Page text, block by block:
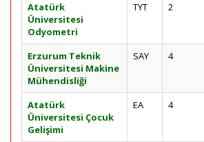
Atatürk
Üniversitesi
Odyometri
TYT 2
Erzurum Teknik
Üniversitesi Makine
Mühendisliği
SAY 4
Atatürk
Üniversitesi Çocuk
Gelişimi
EA 4